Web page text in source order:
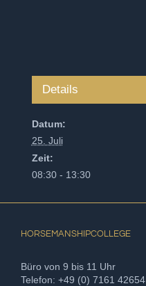
Details
Datum:
25. Juli
Zeit:
08:30 - 13:30
HORSEMANSHIPCOLLEGE
Büro von 9 bis 11 Uhr
Telefon: +49 (0) 7161 42654